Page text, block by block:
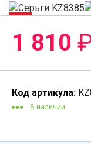
-5%
1 810
Код артикула:
В наличии